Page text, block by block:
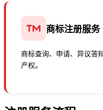
商标注册服务
商标查询、申请、异议答
产权。